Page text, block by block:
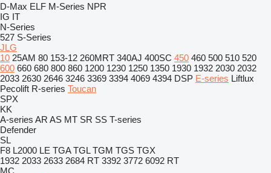
D-Max ELF M-Series NPR
IG IT
N-Series
527 S-Series
JLG
10 25AM 80 153-12 260MRT 340AJ 400SC 450 460 500 510 520
600 660 680 800 860 1200 1230 1250 1350 1930 1932 2030 2032
2033 2630 2646 3246 3369 3394 4069 4394 DSP E-series Liftlux
Pecolift R-series Toucan
SPX
KK
A-series AR AS MT SR SS T-series
Defender
SL
F8 L2000 LE TGA TGL TGM TGS TGX
1932 2033 2633 2684 RT 3392 3772 6092 RT
MC